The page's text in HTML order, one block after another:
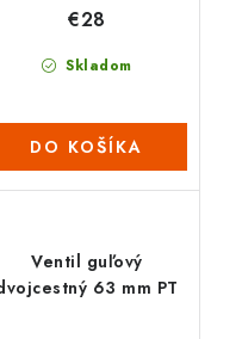
Skladom
€28
DO KOŠÍKA
Ventil guľový
63 mm PT